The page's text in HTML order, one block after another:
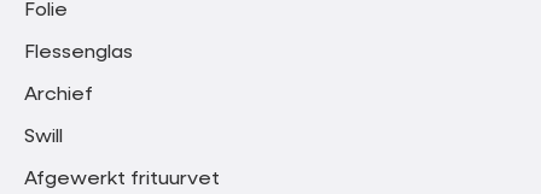
Folie
Flessenglas
Archief
Swill
Afgewerkt frituurvet